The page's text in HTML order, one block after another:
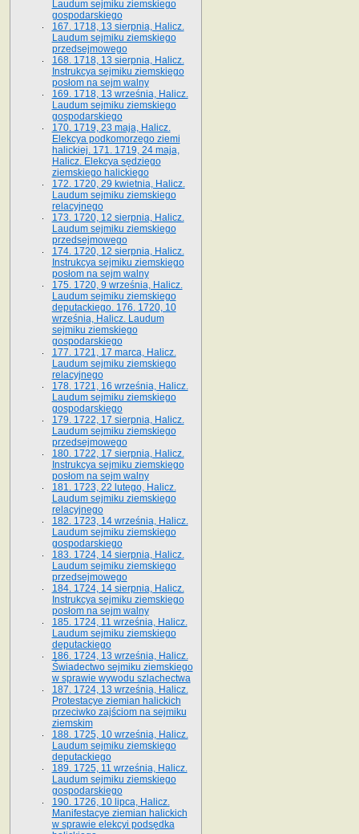
Laudum sejmiku ziemskiego
gospodarskiego
167. 1718, 13 sierpnia, Halicz.
Laudum sejmiku ziemskiego
przedsejmowego
168. 1718, 13 sierpnia, Halicz.
Instrukcya sejmiku ziemskiego
posłom na sejm walny
169. 1718, 13 września, Halicz.
Laudum sejmiku ziemskiego
gospodarskiego
170. 1719, 23 maja, Halicz.
Elekcya podkomorzego ziemi
halickiej. 171. 1719, 24 maja,
Halicz. Elekcya sędziego
ziemskiego halickiego
172. 1720, 29 kwietnia, Halicz.
Laudum sejmiku ziemskiego
relacyjnego
173. 1720, 12 sierpnia, Halicz.
Laudum sejmiku ziemskiego
przedsejmowego
174. 1720, 12 sierpnia, Halicz.
Instrukcya sejmiku ziemskiego
posłom na sejm walny
175. 1720, 9 września, Halicz.
Laudum sejmiku ziemskiego
deputackiego. 176. 1720, 10
września, Halicz. Laudum
sejmiku ziemskiego
gospodarskiego
177. 1721, 17 marca, Halicz.
Laudum sejmiku ziemskiego
relacyjnego
178. 1721, 16 września, Halicz.
Laudum sejmiku ziemskiego
gospodarskiego
179. 1722, 17 sierpnia, Halicz.
Laudum sejmiku ziemskiego
przedsejmowego
180. 1722, 17 sierpnia, Halicz.
Instrukcya sejmiku ziemskiego
posłom na sejm walny
181. 1723, 22 lutego, Halicz.
Laudum sejmiku ziemskiego
relacyjnego
182. 1723, 14 września, Halicz.
Laudum sejmiku ziemskiego
gospodarskiego
183. 1724, 14 sierpnia, Halicz.
Laudum sejmiku ziemskiego
przedsejmowego
184. 1724, 14 sierpnia, Halicz.
Instrukcya sejmiku ziemskiego
posłom na sejm walny
185. 1724, 11 września, Halicz.
Laudum sejmiku ziemskiego
deputackiego
186. 1724, 13 września, Halicz.
Świadectwo sejmiku ziemskiego
w sprawie wywodu szlachectwa
187. 1724, 13 września, Halicz.
Protestacye ziemian halickich
przeciwko zajściom na sejmiku
ziemskim
188. 1725, 10 września, Halicz.
Laudum sejmiku ziemskiego
deputackiego
189. 1725, 11 września, Halicz.
Laudum sejmiku ziemskiego
gospodarskiego
190. 1726, 10 lipca, Halicz.
Manifestacye ziemian halickich
w sprawie elekcyi podsędka